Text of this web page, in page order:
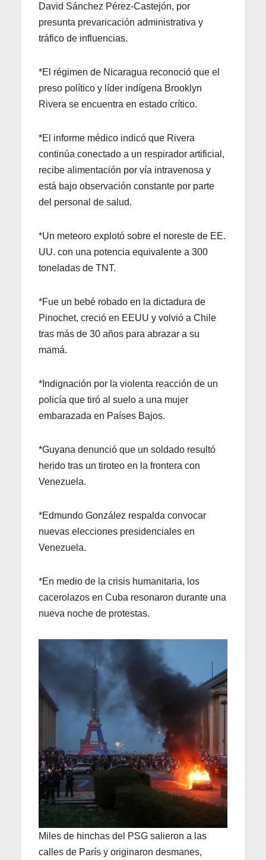
David Sánchez Pérez-Castejón, por
presunta prevaricación administrativa y
tráfico de influencias.
*El régimen de Nicaragua reconoció que el
preso político y líder indígena Brooklyn
Rivera se encuentra en estado crítico.
*El informe médico indicó que Rivera
continúa conectado a un respirador artificial,
recibe alimentación por vía intravenosa y
está bajo observación constante por parte
del personal de salud.
*Un meteoro explotó sobre el noreste de EE.
UU. con una potencia equivalente a 300
toneladas de TNT.
*Fue un bebé robado en la dictadura de
Pinochet, creció en EEUU y volvió a Chile
tras más de 30 años para abrazar a su
mamá.
*Indignación por la violenta reacción de un
policía que tiró al suelo a una mujer
embarazada en Países Bajos.
*Guyana denunció que un soldado resultó
herido tras un tiroteo en la frontera con
Venezuela.
*Edmundo González respalda convocar
nuevas elecciones presidenciales en
Venezuela.
*En medio de la crisis humanitaria, los
cacerolazos en Cuba resonaron durante una
nueva noche de protestas.
Miles de hinchas del PSG salieron a las
calles de París y originaron desmanes,